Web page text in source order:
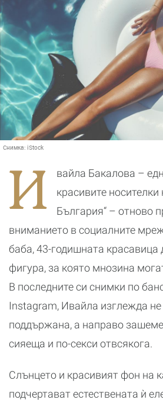
Снимка: iStock
И
вайла Бакалова –
красивите
България“ – отново
вниманието в социалните
баба, 43-годишната красавица
фигура, за която мнозина
В последните си снимки по
Instagram, Ивайла изглежда не
поддържана, а направо
сияеща и по-секси отвсякога.
Слънцето и красивият фон на
подчертават естествената ѝ